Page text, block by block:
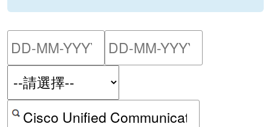
請輸入搜尋日期範圍的開
按關鍵字或 CVE ID 搜尋保安警報